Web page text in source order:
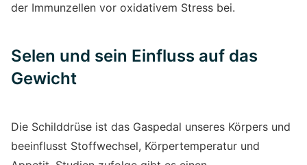
der Immunzellen vor oxidativem Stress bei.
Selen und sein Einfluss auf das
Gewicht
Die Schilddrüse ist das Gaspedal unseres Körpers und
beeinflusst Stoffwechsel, Körpertemperatur und